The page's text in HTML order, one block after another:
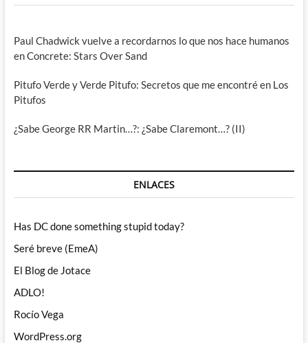
Paul Chadwick vuelve a recordarnos lo que nos hace humanos
en Concrete: Stars Over Sand
Pitufo Verde y Verde Pitufo: Secretos que me encontré en Los
Pitufos
¿Sabe George RR Martin…?: ¿Sabe Claremont…? (II)
ENLACES
Has DC done something stupid today?
Seré breve (EmeA)
El Blog de Jotace
ADLO!
Rocío Vega
WordPress.org